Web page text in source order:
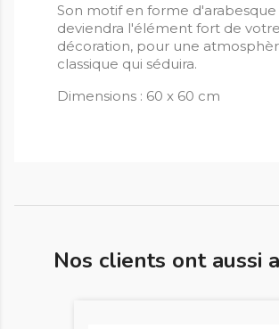
Son motif en forme d'arabesque
deviendra l'élément fort de votre
décoration, pour une
classique qui séduira.
Dimensions : 60 x 60 cm
Nos clients ont aussi